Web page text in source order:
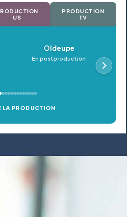
US
PRODUCTION
TV
LA PRODUCTION